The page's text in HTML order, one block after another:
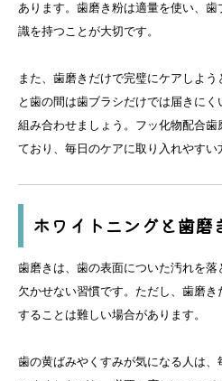
あります。歯磨き粉は適量を使い、
識を持つことが大切です。
また、歯磨きだけで完璧にケアしよ
と歯の間は歯ブラシだけでは届きに
組み合わせましょう。フッ化物配合
ており、毎日のケアに取り入れやすい
ホワイトニングと歯磨
歯磨きは、歯の表面についた汚れを
欠かせない習慣です。ただし、歯磨き
することは難しい場合があります。
歯の黄ばみやくすみが気になる人は